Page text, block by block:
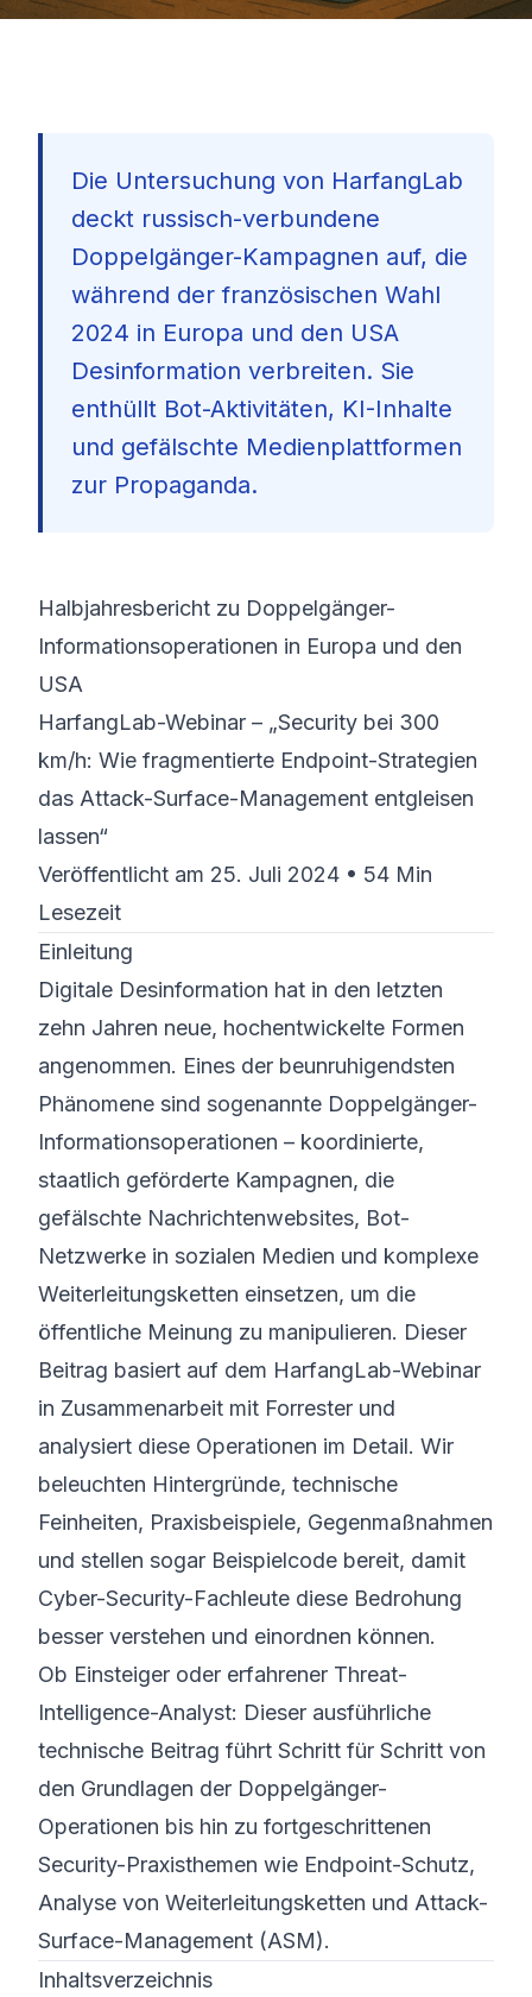
🇩🇪
Die Untersuchung von HarfangLab
deckt russisch-verbundene
Doppelgänger-Kampagnen auf, die
während der französischen Wahl
2024 in Europa und den USA
Desinformation verbreiten. Sie
enthüllt Bot-Aktivitäten, KI-Inhalte
und gefälschte Medienplattformen
zur Propaganda.
Halbjahresbericht zu Doppelgänger-
Informations­operationen in Europa und den
USA
HarfangLab-Webinar – „Security bei 300
km/h: Wie fragmentierte Endpoint-Strategien
das Attack-Surface-Management entgleisen
lassen“
Veröffentlicht am 25. Juli 2024 • 54 Min
Lesezeit
Einleitung
Digitale Desinformation hat in den letzten
zehn Jahren neue, hochentwickelte Formen
angenommen. Eines der beunruhigendsten
Phänomene sind sogenannte Doppelgänger-
Informations­operationen – koordinierte,
staatlich geförderte Kampagnen, die
gefälschte Nachrichten­websites, Bot-
Netzwerke in sozialen Medien und komplexe
Weiterleitungs­ketten einsetzen, um die
öffentliche Meinung zu manipulieren. Dieser
Beitrag basiert auf dem HarfangLab-Webinar
in Zusammenarbeit mit Forrester und
analysiert diese Operationen im Detail. Wir
beleuchten Hintergründe, technische
Feinheiten, Praxisbeispiele, Gegen­maßnahmen
und stellen sogar Beispielcode bereit, damit
Cyber-Security-Fachleute diese Bedrohung
besser verstehen und einordnen können.
Ob Einsteiger oder erfahrener Threat-
Intelligence-Analyst: Dieser ausführliche
technische Beitrag führt Schritt für Schritt von
den Grundlagen der Doppelgänger-
Operationen bis hin zu fortgeschrittenen
Security-Praxis­themen wie Endpoint-Schutz,
Analyse von Weiterleitungs­ketten und Attack-
Surface-Management (ASM).
Inhaltsverzeichnis